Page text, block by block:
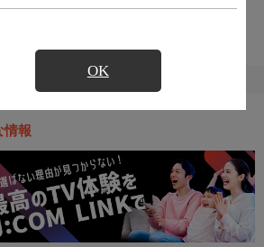
OK
すめ番組
情報